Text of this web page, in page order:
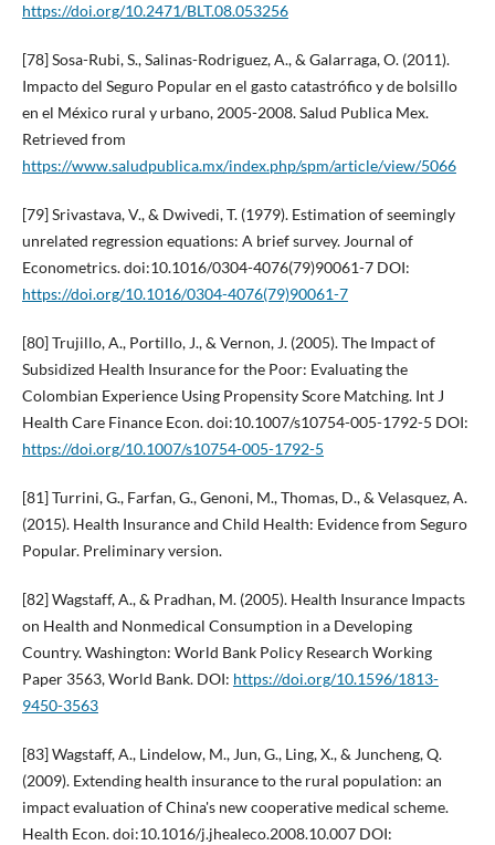
https://doi.org/10.2471/BLT.08.053256
[78] Sosa-Rubi, S., Salinas-Rodriguez, A., & Galarraga, O. (2011).
Impacto del Seguro Popular en el gasto catastrófico y de bolsillo
en el México rural y urbano, 2005-2008. Salud Publica Mex.
Retrieved from
https://www.saludpublica.mx/index.php/spm/article/view/5066
[79] Srivastava, V., & Dwivedi, T. (1979). Estimation of seemingly
unrelated regression equations: A brief survey. Journal of
Econometrics. doi:10.1016/0304-4076(79)90061-7 DOI:
https://doi.org/10.1016/0304-4076(79)90061-7
[80] Trujillo, A., Portillo, J., & Vernon, J. (2005). The Impact of
Subsidized Health Insurance for the Poor: Evaluating the
Colombian Experience Using Propensity Score Matching. Int J
Health Care Finance Econ. doi:10.1007/s10754-005-1792-5 DOI:
https://doi.org/10.1007/s10754-005-1792-5
[81] Turrini, G., Farfan, G., Genoni, M., Thomas, D., & Velasquez, A.
(2015). Health Insurance and Child Health: Evidence from Seguro
Popular. Preliminary version.
[82] Wagstaff, A., & Pradhan, M. (2005). Health Insurance Impacts
on Health and Nonmedical Consumption in a Developing
Country. Washington: World Bank Policy Research Working
Paper 3563, World Bank. DOI: https://doi.org/10.1596/1813-
9450-3563
[83] Wagstaff, A., Lindelow, M., Jun, G., Ling, X., & Juncheng, Q.
(2009). Extending health insurance to the rural population: an
impact evaluation of China's new cooperative medical scheme.
Health Econ. doi:10.1016/j.jhealeco.2008.10.007 DOI: